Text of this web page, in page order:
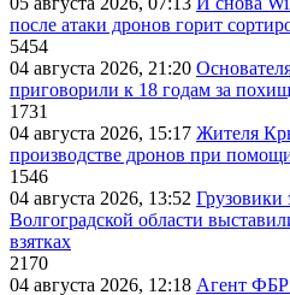
после атаки дронов горит
5454
04 августа 2026, 21:20
приговорили к 18 годам за
1731
04 августа 2026, 15:17 Жителя
производстве дронов при
1546
04 августа 2026, 13:52 Грузовики
Волгоградской области
взятках
2170
04 августа 2026, 12:18 Агент ФБР